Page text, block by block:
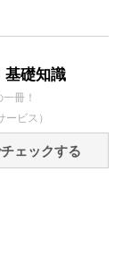
基礎知識
冊！
ビス）
ェックする